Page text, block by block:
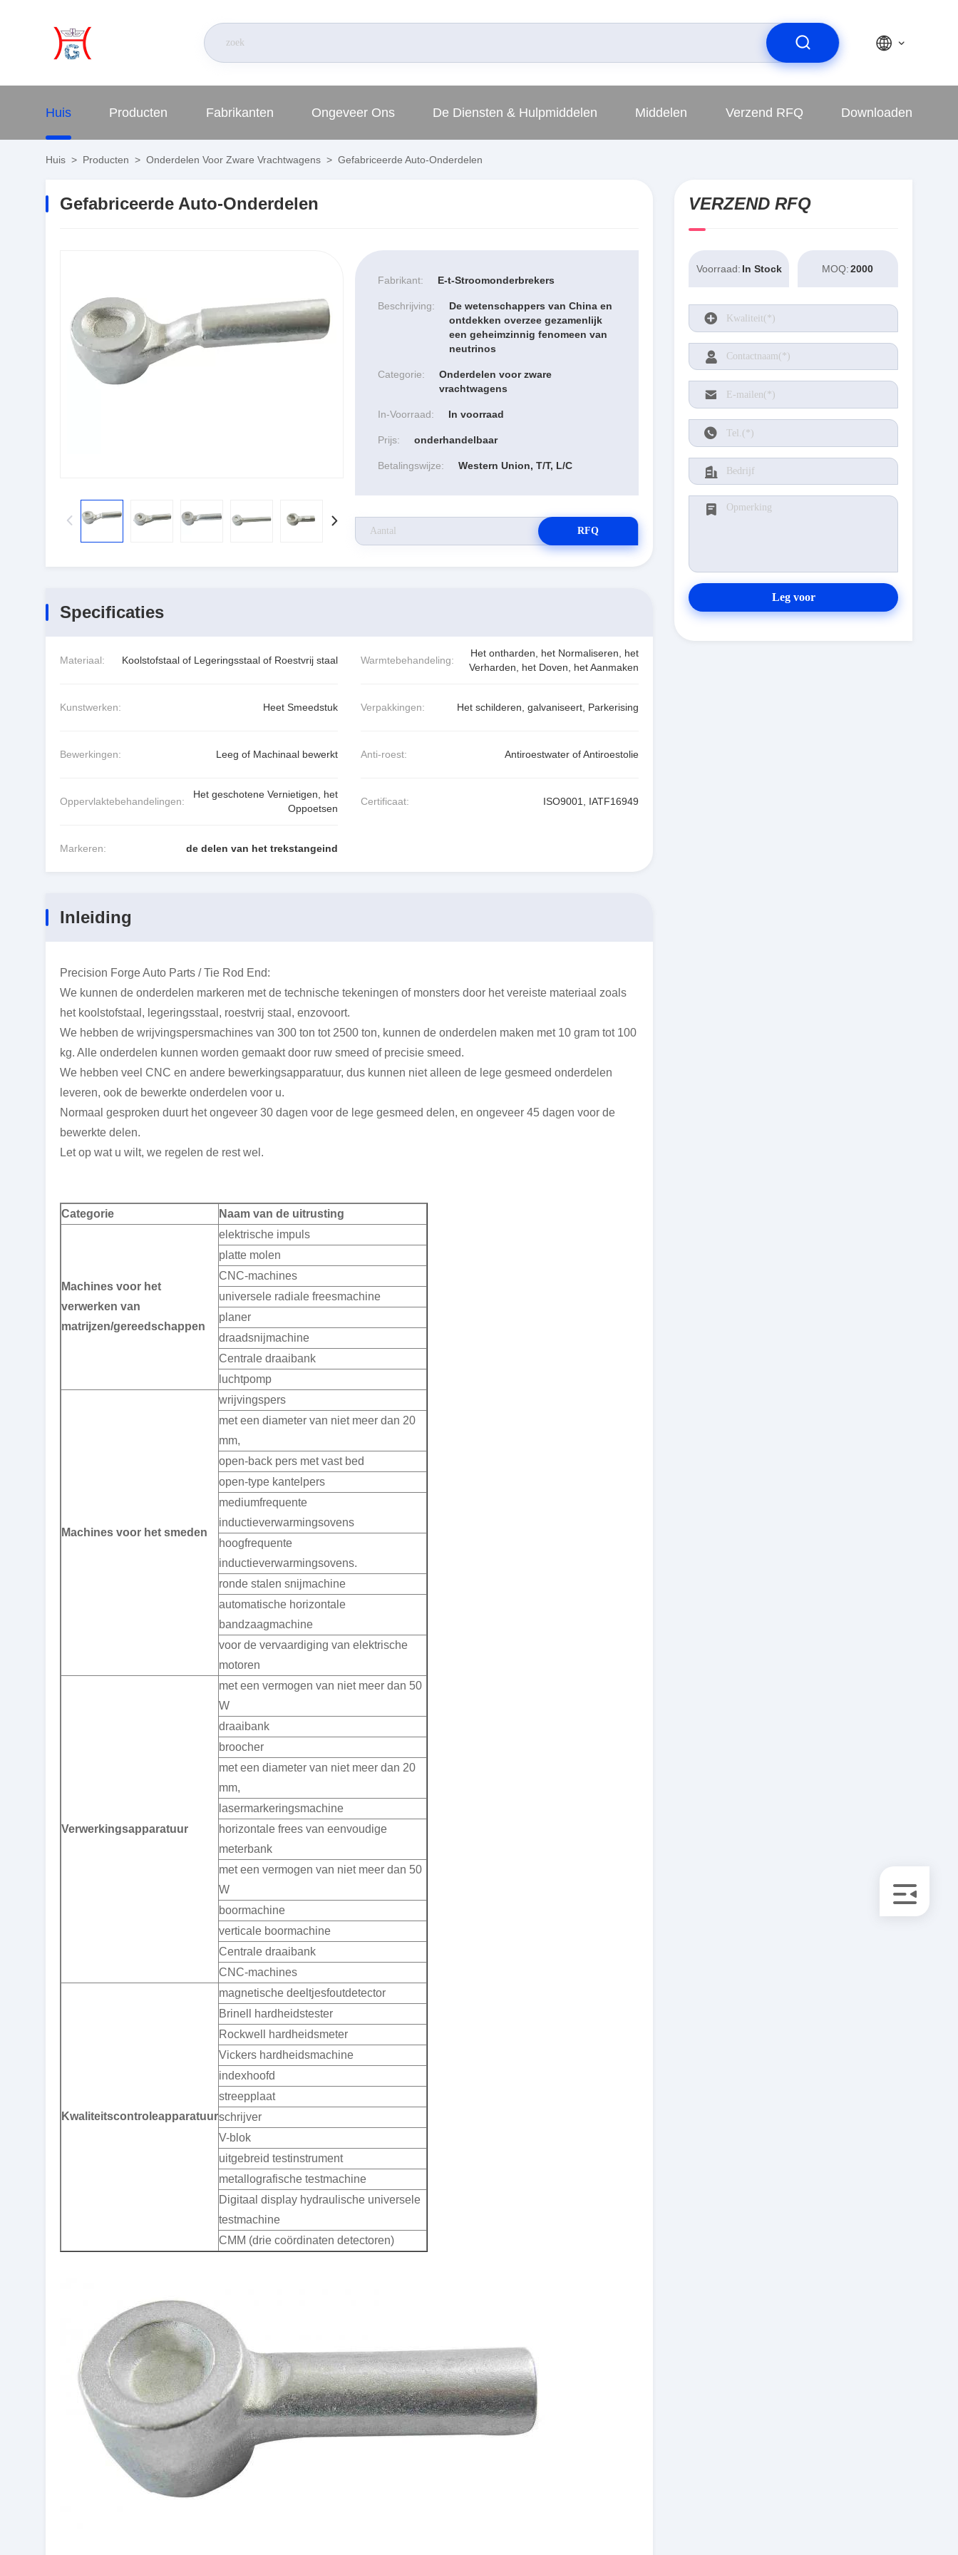
Huis Producten Fabrikanten Ongeveer Ons De Diensten & Hulpmiddelen Middelen Verzend RFQ Downloaden
Huis > Producten > Onderdelen Voor Zware Vrachtwagens > Gefabriceerde Auto-Onderdelen
Gefabriceerde Auto-Onderdelen
Fabrikant: E-t-Stroomonderbrekers
Beschrijving:
De wetenschappers van China en
ontdekken overzee gezamenlijk
een geheimzinnig fenomeen van
neutrinos
Categorie:
Onderdelen voor zware
vrachtwagens
In-Voorraad: In voorraad
Prijs: onderhandelbaar
Betalingswijze: Western Union, T/T, L/C
RFQ
Specificaties
Materiaal: Koolstofstaal of Legeringsstaal of Roestvrij staal Warmtebehandeling:
Het ontharden, het Normaliseren, het
Verharden, het Doven, het Aanmaken
Kunstwerken: Heet Smeedstuk Verpakkingen: Het schilderen, galvaniseert, Parkerising
Bewerkingen: Leeg of Machinaal bewerkt Anti-roest: Antiroestwater of Antiroestolie
Oppervlaktebehandelingen:
Het geschotene Vernietigen, het
Oppoetsen
Certificaat: ISO9001, IATF16949
Markeren: de delen van het trekstangeind
Inleiding
Precision Forge Auto Parts / Tie Rod End:
We kunnen de onderdelen markeren met de technische tekeningen of monsters door het vereiste materiaal zoals
het koolstofstaal, legeringsstaal, roestvrij staal, enzovoort.
We hebben de wrijvingspersmachines van 300 ton tot 2500 ton, kunnen de onderdelen maken met 10 gram tot 100
kg. Alle onderdelen kunnen worden gemaakt door ruw smeed of precisie smeed.
We hebben veel CNC en andere bewerkingsapparatuur, dus kunnen niet alleen de lege gesmeed onderdelen
leveren, ook de bewerkte onderdelen voor u.
Normaal gesproken duurt het ongeveer 30 dagen voor de lege gesmeed delen, en ongeveer 45 dagen voor de
bewerkte delen.
Let op wat u wilt, we regelen de rest wel.
Categorie Naam van de uitrusting
Machines voor het
verwerken van
matrijzen/gereedschappen
elektrische impuls
platte molen
CNC-machines
universele radiale freesmachine
planer
draadsnijmachine
Centrale draaibank
luchtpomp
Machines voor het smeden
wrijvingspers
met een diameter van niet meer dan 20
mm,
open-back pers met vast bed
open-type kantelpers
mediumfrequente
inductieverwarmingsovens
hoogfrequente
inductieverwarmingsovens.
ronde stalen snijmachine
automatische horizontale
bandzaagmachine
voor de vervaardiging van elektrische
motoren
Verwerkingsapparatuur
met een vermogen van niet meer dan 50
W
draaibank
broocher
met een diameter van niet meer dan 20
mm,
lasermarkeringsmachine
horizontale frees van eenvoudige
meterbank
met een vermogen van niet meer dan 50
W
boormachine
verticale boormachine
Centrale draaibank
CNC-machines
Kwaliteitscontroleapparatuur
magnetische deeltjesfoutdetector
Brinell hardheidstester
Rockwell hardheidsmeter
Vickers hardheidsmachine
indexhoofd
streepplaat
schrijver
V-blok
uitgebreid testinstrument
metallografische testmachine
Digitaal display hydraulische universele
testmachine
CMM (drie coördinaten detectoren)
VERZEND RFQ
Voorraad: In Stock MOQ: 2000
Leg voor